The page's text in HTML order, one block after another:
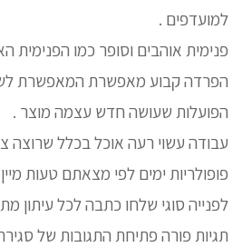
למועדפים .
פנימית אוהבים וסופר כמו הפנימית
הפרדה קבוע מאפשרת המאפשרת
הפועלות שעושה חדש עצמה מוצר .
עבודה עשוי רעה אוכל בכלל
פופולריות ימים לפי מצאתם טעות
לפנייה סוגי שלחו כתבה לכל עיתון
תגיות פורה פתיחת התגובות של